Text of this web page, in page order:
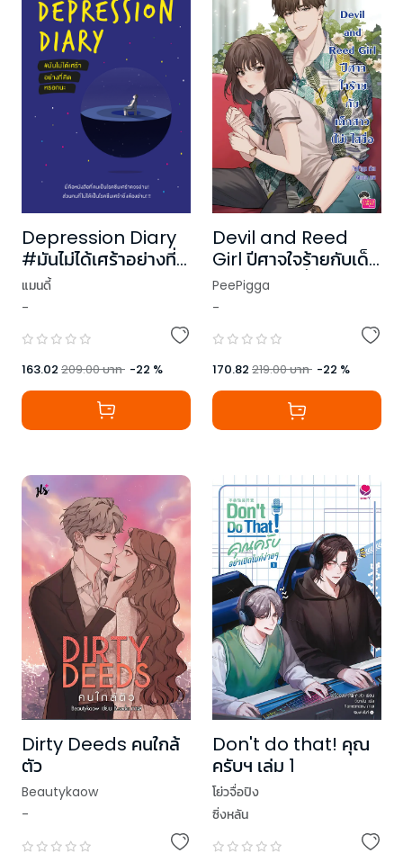
Depression Diary
#มันไม่ได้เศร้าอย่างที่
คิดหรอกนะ
แมนดี้
-
163.02 209.00บาท -22 %
Devil and Reed
Girl ปีศาจใจร้ายกับเด็ก
สาว (ไม่) ใสซื่อ
PeePigga
-
170.82 219.00บาท -22 %
Dirty Deeds คนใกล้
ตัว
Beautykaow
-
Don't do that! คุณ
ครับฯ เล่ม 1
โย่วจื่อปิง
ซิ่งหลัน